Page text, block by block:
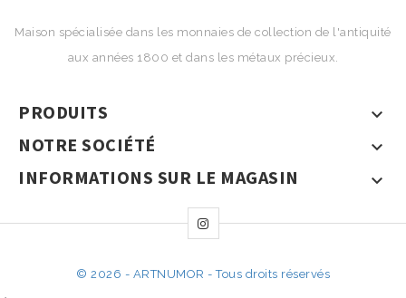
Maison spécialisée dans les monnaies de collection de l'antiquité
aux années 1800 et dans les métaux précieux.
PRODUITS 
NOTRE SOCIÉTÉ 
INFORMATIONS SUR LE MAGASIN 
© 2026 - ARTNUMOR - Tous droits réservés